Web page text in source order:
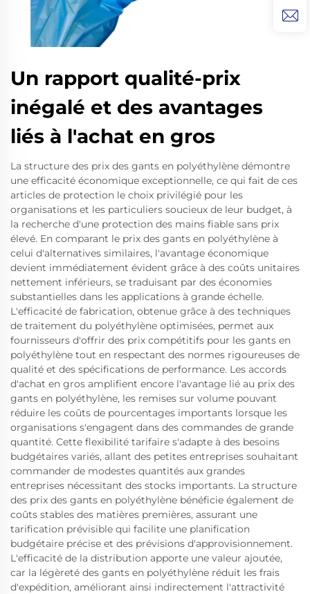
Un rapport qualité-prix
inégalé et des avantages
liés à l'achat en gros
La structure des prix des gants en polyéthylène démontre
une efficacité économique exceptionnelle, ce qui fait de ces
articles de protection le choix privilégié pour les
organisations et les particuliers soucieux de leur budget, à
la recherche d'une protection des mains fiable sans prix
élevé. En comparant le prix des gants en polyéthylène à
celui d'alternatives similaires, l'avantage économique
devient immédiatement évident grâce à des coûts unitaires
nettement inférieurs, se traduisant par des économies
substantielles dans les applications à grande échelle.
L'efficacité de fabrication, obtenue grâce à des techniques
de traitement du polyéthylène optimisées, permet aux
fournisseurs d'offrir des prix compétitifs pour les gants en
polyéthylène tout en respectant des normes rigoureuses de
qualité et des spécifications de performance. Les accords
d'achat en gros amplifient encore l'avantage lié au prix des
gants en polyéthylène, les remises sur volume pouvant
réduire les coûts de pourcentages importants lorsque les
organisations s'engagent dans des commandes de grande
quantité. Cette flexibilité tarifaire s'adapte à des besoins
budgétaires variés, allant des petites entreprises souhaitant
commander de modestes quantités aux grandes
entreprises nécessitant des stocks importants. La structure
des prix des gants en polyéthylène bénéficie également de
coûts stables des matières premières, assurant une
tarification prévisible qui facilite une planification
budgétaire précise et des prévisions d'approvisionnement.
L'efficacité de la distribution apporte une valeur ajoutée,
car la légèreté des gants en polyéthylène réduit les frais
d'expédition, améliorant ainsi indirectement l'attractivité